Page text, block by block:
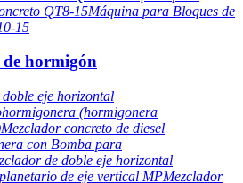
QT8-15Máquina para Bloques de
15
hormigón
eje horizontal
(hormigonera
Mezclador concreto de diesel
con Bomba para
de doble eje horizontal
de eje vertical MPMezclador